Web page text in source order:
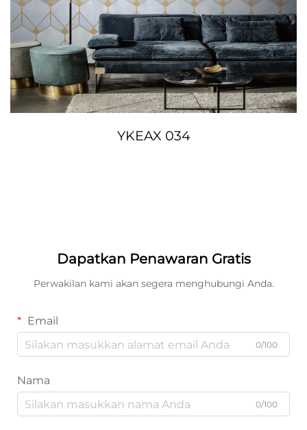
YKEAX 034
Dapatkan Penawaran Gratis
Perwakilan kami akan segera menghubungi Anda.
Email
0/100
Nama
0/100